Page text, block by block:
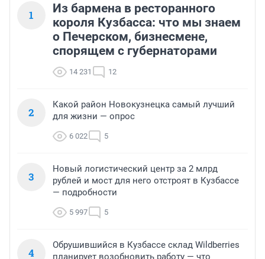
1
Из бармена в ресторанного
короля Кузбасса: что мы знаем
о Печерском, бизнесмене,
спорящем с губернаторами
14 231 12
2
Какой район Новокузнецка самый лучший
для жизни — опрос
6 022 5
3
Новый логистический центр за 2 млрд
рублей и мост для него отстроят в Кузбассе
— подробности
5 997 5
4
Обрушившийся в Кузбассе склад Wildberries
планирует возобновить работу — что